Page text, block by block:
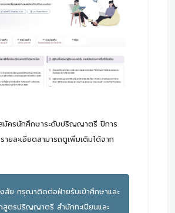
มัครนักศึกษาระดับปริญญาตรี ปีการ
ยละเอียดสามารถดูเพิ่มเติมได้จาก
สัย กรุณาติดต่อฝ่ายรับเข้าศึกษาและ
สูตรปริญญาตรี สำนักทะเบียนและ